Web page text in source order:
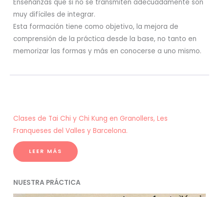
Enseñanzas que si no se transmiten adecuadamente son
muy difíciles de integrar.
Esta formación tiene como objetivo, la mejora de
comprensión de la práctica desde la base, no tanto en
memorizar las formas y más en conocerse a uno mismo.
Clases de Tai Chi y Chi Kung en Granollers, Les
Franqueses del Valles y Barcelona.
LEER MÁS
NUESTRA PRÁCTICA